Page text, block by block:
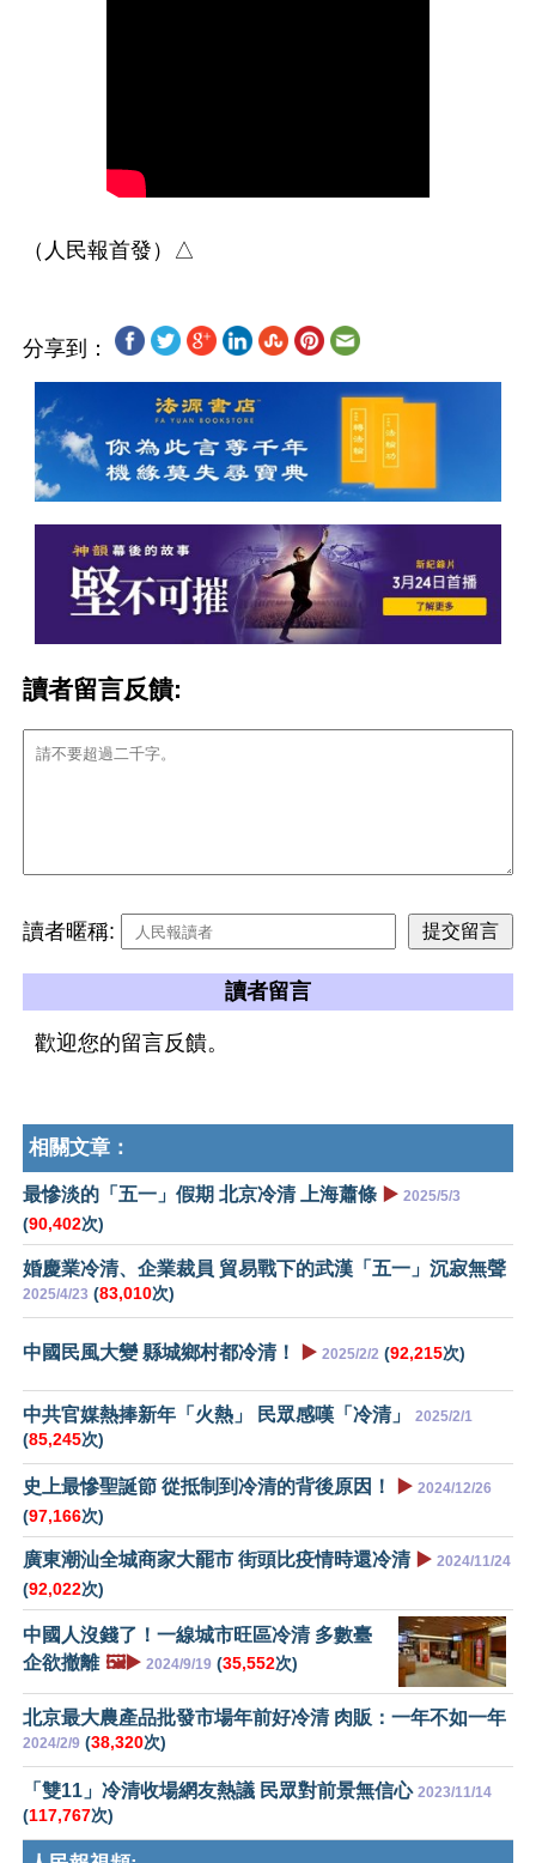
分享到：
讀者留言反饋:
讀者暱稱:
讀者留言
歡迎您的留言反饋。
相關文章：
最慘淡的「五一」假期 北京冷清 上海蕭條 ▶️ 2025/5/3
(90,402次)
婚慶業冷清、企業裁員 貿易戰下的武漢「五一」沉寂無聲
2025/4/23 (83,010次)
中國民風大變 縣城鄉村都冷清！ ▶️ 2025/2/2 (92,215次)
中共官媒熱捧新年「火熱」 民眾感嘆「冷清」 2025/2/1
(85,245次)
史上最慘聖誕節 從抵制到冷清的背後原因！ ▶️ 2024/12/26
(97,166次)
廣東潮汕全城商家大罷市 街頭比疫情時還冷清 ▶️ 2024/11/24
(92,022次)
中國人沒錢了！一線城市旺區冷清 多數臺
企欲撤離 🖼️▶️ 2024/9/19 (35,552次)
北京最大農產品批發市場年前好冷清 肉販：一年不如一年
2024/2/9 (38,320次)
「雙11」冷清收場網友熱議 民眾對前景無信心 2023/11/14
(117,767次)